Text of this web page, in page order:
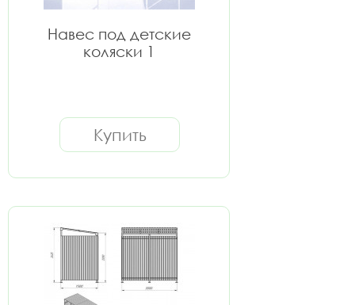
Навес под детские
коляски 1
Купить